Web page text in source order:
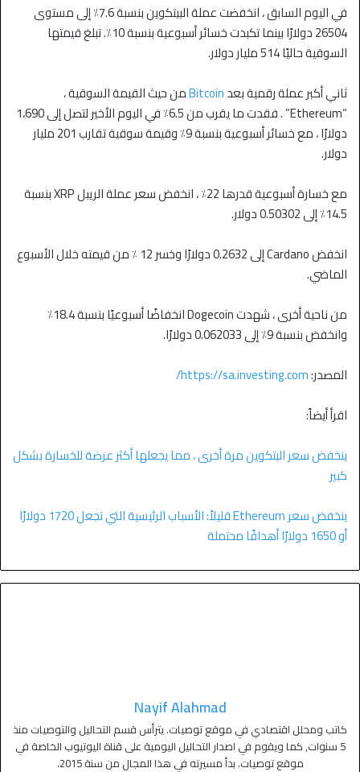
في اليوم السابق ، انخفضت عملة البيتكوين بنسبة 7.6٪ إلى مستوى
26504 دولارًا بينما تكبدت خسائر أسبوعية بنسبة 10٪. تبلغ قيمتها
السوقية حاليًا 514 مليار دولار.
ثاني أكبر عملة رقمية بعدBitcoinمن حيث القيمة السوقية ،
“Ethereum” . فقدت ما يقرب من 6.5٪ في اليوم الأخير لتصل إلى 1،690
دولارًا ، مع خسائر أسبوعية بنسبة 9٪ وقيمة سوقية تقارب 201 مليار
دولار.
مع خسارة أسبوعية قدرها 22٪ ، انخفض سعر عملة الريبل XRP بنسبة
14.5٪ إلى 0.50302 دولار.
انخفض Cardano إلى 0.2632 دولارًا وخسر 12 ٪ من قيمته خلال الأسبوع
الماضي.
من ناحية أخرى ، شهدت Dogecoin انخفاضًا أسبوعيًا بنسبة 18.4٪
وانخفض بنسبة 9٪ إلى 0.062033 دولارًا.
المصدر:https://sa.investing.com/
اقرأ أيضاً:
ينخفض سعر البتكوين مرة أخرى ، مما يجعلها أكثر عرضة للخسارة بشكل
كبير
ينخفض سعر Ethereum قليلاً: الأسباب الرئيسية التي تجعل 1720 دولارًا
أو 1650 دولارًا أهدافًا محتملة
Nayif Alahmad
كاتب ومحلل اقتصادي في موقع توصيات. يترأس قسم التحاليل والتوصيات منذ
5 سنوات, كما ويقوم في اصدار التحاليل اليومية على قناة اليوتيوب الخاصة في
موقع توصيات. بدأ مسيرته في هذا المجال من سنة 2015.